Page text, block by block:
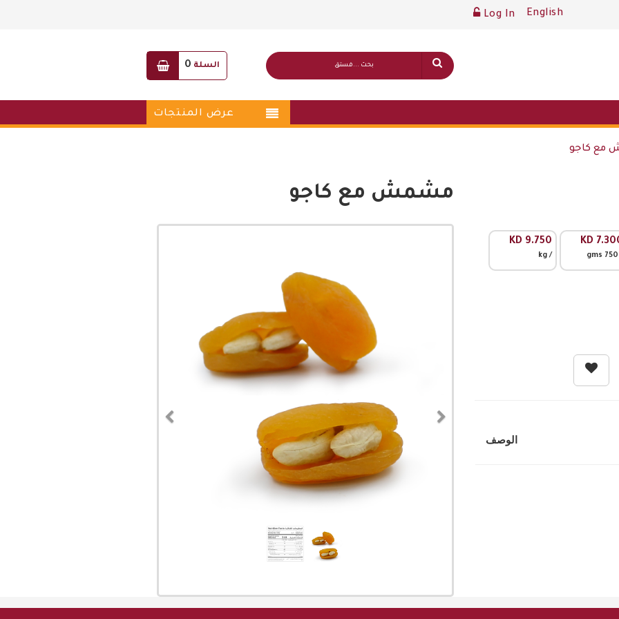
Log In English
السلة 0
عرض المنتجات
مع كاجو
قائمة أسعار عامة
مشمش مع كاجو
Previous
KD
KD 9.750
/ kg
الوصف